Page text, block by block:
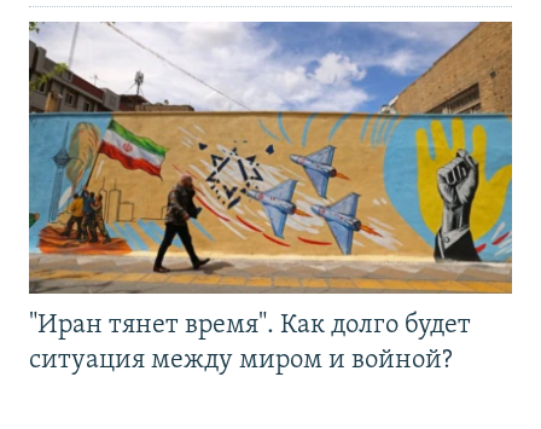
"Иран тянет время". Как долго будет
ситуация между миром и войной?